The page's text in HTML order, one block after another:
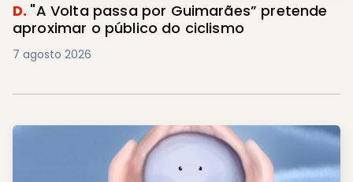
D. "A Volta passa por Guimarães” pretende
aproximar o público do ciclismo
7 agosto 2026